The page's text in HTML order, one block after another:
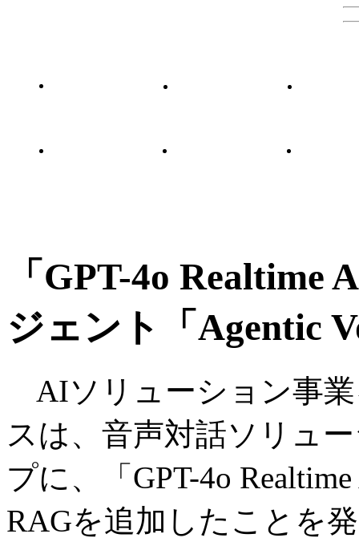
「GPT-4o
ジェント「Agentic
AIソリューション事
スは、音声対話ソリュ
プに、「GPT-4o
RAGを追加したことを